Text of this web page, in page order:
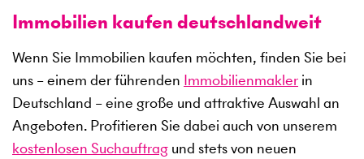
Immobilien kaufen deutschlandweit
Wenn Sie Immobilien kaufen möchten, finden Sie bei
uns – einem der führenden Immobilienmakler in
Deutschland – eine große und attraktive Auswahl an
Angeboten. Profitieren Sie dabei auch von unserem
kostenlosen Suchauftrag und stets von neuen